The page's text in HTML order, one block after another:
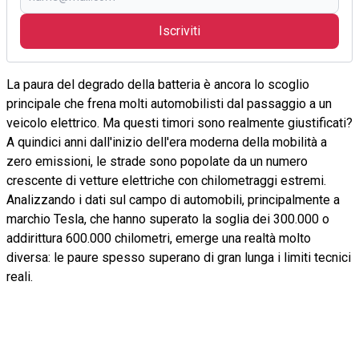
Iscriviti
La paura del degrado della batteria è ancora lo scoglio
principale che frena molti automobilisti dal passaggio a un
veicolo elettrico. Ma questi timori sono realmente giustificati?
A quindici anni dall'inizio dell'era moderna della mobilità a
zero emissioni, le strade sono popolate da un numero
crescente di vetture elettriche con chilometraggi estremi.
Analizzando i dati sul campo di automobili, principalmente a
marchio Tesla, che hanno superato la soglia dei 300.000 o
addirittura 600.000 chilometri, emerge una realtà molto
diversa: le paure spesso superano di gran lunga i limiti tecnici
reali.